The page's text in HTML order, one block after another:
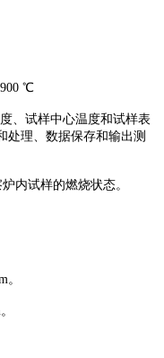
℃
、试样中心温度和试样表
处理、数据保存和输出测
内试样的燃烧状态。
。